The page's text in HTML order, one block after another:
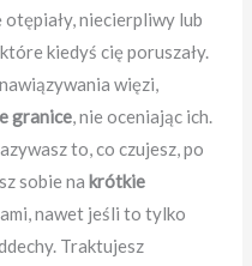
niecierpliwy lub
kiedyś cię poruszały.
więzi,
granice, nie oceniając ich.
to, co czujesz, po
sobie nakrótkie
nawet jeśli to tylko
Traktujesz